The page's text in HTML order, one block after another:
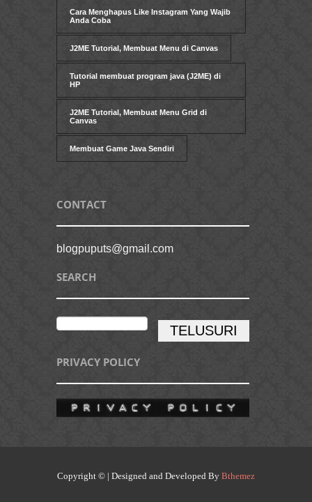
Cara Menghapus Like Instagram Yang Wajib
Anda Coba
J2ME Tutorial, Membuat Menu di Canvas
Tutorial membuat program java (J2ME) di
HP
J2ME Tutorial, Membuat Menu Grid di
Canvas
Membuat Game Java Sendiri
CONTACT
blogpuputs@gmail.com
SEARCH
PRIVACY POLICY
Copyright © | Designed and Developed By Bthemez